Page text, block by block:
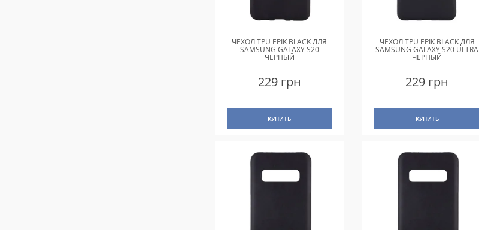
ЧЕХОЛ TPU EPIK BLACK ДЛЯ
SAMSUNG GALAXY S20
ЧЕРНЫЙ
229 грн
КУПИТЬ
ЧЕХОЛ TPU EPIK BLACK ДЛЯ
SAMSUNG GALAXY S20 ULTRA
ЧЕРНЫЙ
229 грн
КУПИТЬ